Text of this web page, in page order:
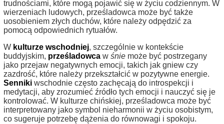
trudnościami, które mogą pojawić się w życiu codziennym. W
wierzeniach ludowych, prześladowca może być także
uosobieniem złych duchów, które należy odpędzić za
pomocą odpowiednich rytuałów.
W kulturze wschodniej, szczególnie w kontekście
buddyjskim, prześladowca w śnie może być postrzegany
jako przejaw negatywnych emocji, takich jak gniew czy
zazdrość, które należy przekształcić w pozytywne energie.
Senniki wschodnie często zachęcają do introspekcji i
medytacji, aby zrozumieć źródło tych emocji i nauczyć się je
kontrolować. W kulturze chińskiej, prześladowca może być
interpretowany jako symbol nieharmonii w życiu osobistym,
co sugeruje potrzebę dążenia do równowagi i spokoju.